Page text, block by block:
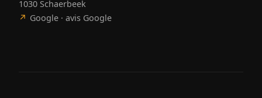
1030 Schaerbeek
↗ Google · avis Google